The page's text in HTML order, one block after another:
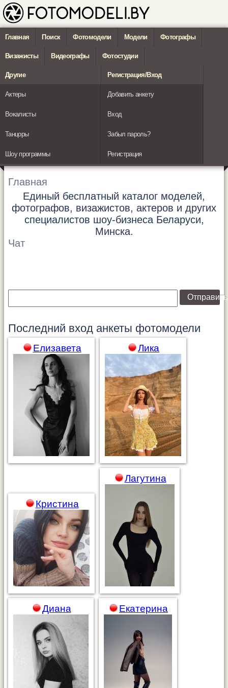
Главная Поиск Фотомодели Модели Фотографы
Визажисты Видеографы Фотостудии
Другие
Актеры
Вокалисты
Танцоры
Шоу программы
Регистрация/Вход
Добавить анкету
Вход
Забыл пароль?
Регистрация
Главная
Единый бесплатный каталог моделей,
фотографов, визажистов, актеров и других
специалистов шоу-бизнеса Беларуси,
Минска.
Чат
Отправить
Последний вход анкеты фотомодели
Елизавета Лика
Кристина
Лагутина
Диана Екатерина